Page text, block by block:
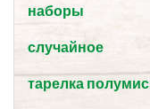
наборы
случайное
тарелка